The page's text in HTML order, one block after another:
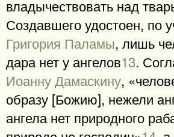
владычествовать над
Создавшего удостоен, по
Григория Паламы, лишь
дара нет у ангелов13.
Иоанну Дамаскину,
образу [Божию], нежели
ангела нет природного